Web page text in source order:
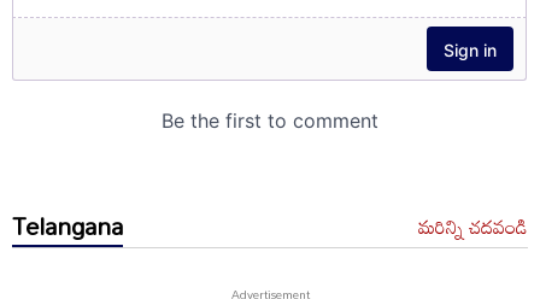
Telangana మరిన్ని చదవండి